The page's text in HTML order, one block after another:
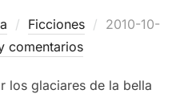
Ficciones
Publicado
2010-10-
comentarios
los glaciares de la bella